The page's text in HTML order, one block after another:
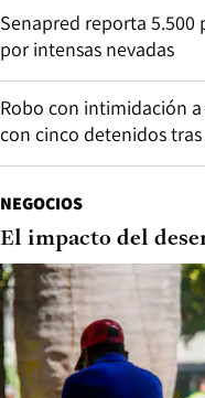
Senapred reporta 5.500
por intensas nevadas
Robo con intimidación
con cinco detenidos
NEGOCIOS
El impacto del